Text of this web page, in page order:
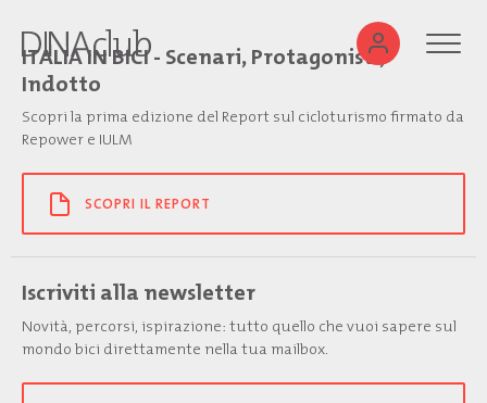
ITALIA IN BICI - Scenari, Protagonisti,
Indotto
Scopri la prima edizione del Report sul cicloturismo firmato da
Repower e IULM
SCOPRI IL REPORT
Iscriviti alla newsletter
Novità, percorsi, ispirazione: tutto quello che vuoi sapere sul
mondo bici direttamente nella tua mailbox.